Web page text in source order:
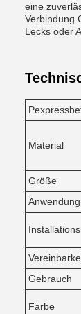
eine
Lecks oder
Material
Größe
Anwendung
Gebrauch
Farbe